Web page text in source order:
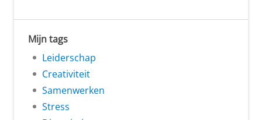
Mijn tags
Leiderschap
Creativiteit
Samenwerken
Stress